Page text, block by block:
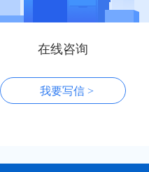
在线咨询
我要写信 >